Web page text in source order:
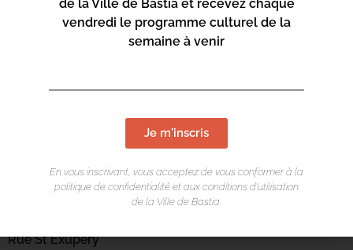
LIEU DE L'ÉVÉNEMENT
Centru culturale Alb’Oru
Rue St Exupéry
de la Ville de Bastia et recevez chaque
vendredi le programme culturel de la
semaine à venir
Je m'inscris
En vous inscrivant, vous acceptez de vous conformer à la
politique de confidentialité et aux conditions d’utilisation
de la Ville de Bastia.